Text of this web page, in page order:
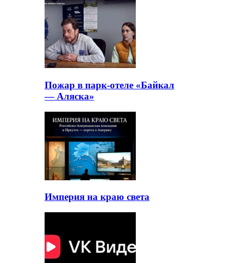
Пожар в парк-отеле «Байкал
— Аляска»
Империя на краю света